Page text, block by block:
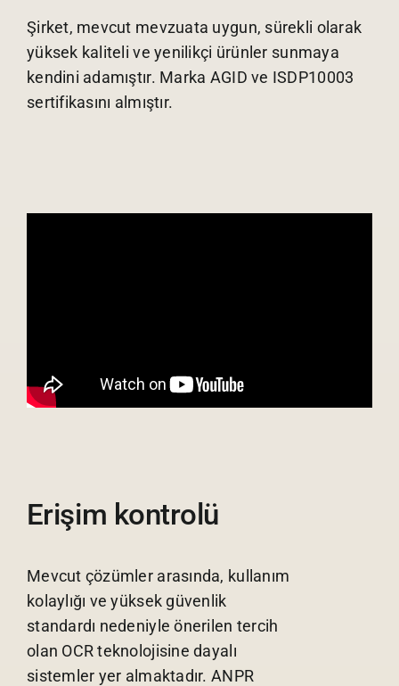
Şirket, mevcut mevzuata uygun, sürekli olarak
yüksek kaliteli ve yenilikçi ürünler sunmaya
kendini adamıştır. Marka AGID ve ISDP10003
sertifikasını almıştır.
Erişim kontrolü
Mevcut çözümler arasında, kullanım
kolaylığı ve yüksek güvenlik
standardı nedeniyle önerilen tercih
olan OCR teknolojisine dayalı
sistemler yer almaktadır. ANPR